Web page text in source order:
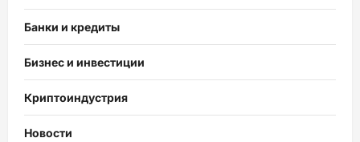
Банки и кредиты
Бизнес и инвестиции
Криптоиндустрия
Новости